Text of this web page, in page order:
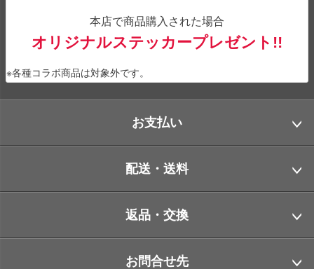
本店で商品購入された場合
オリジナルステッカープレゼント!!
※各種コラボ商品は対象外です。
お支払い
配送・送料
返品・交換
お問合せ先